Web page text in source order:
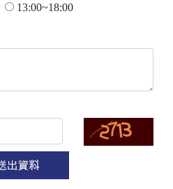
13:00~18:00